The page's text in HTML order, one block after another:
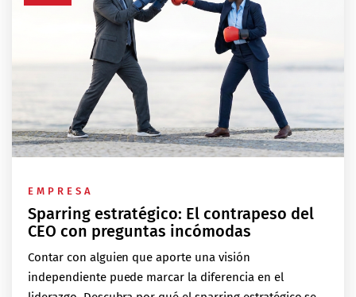
EMPRESA
Sparring estratégico: El contrapeso del
CEO con preguntas incómodas
Contar con alguien que aporte una visión
independiente puede marcar la diferencia en el